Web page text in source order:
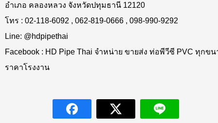
อำเภอ คลองหลวง จังหวัดปทุมธานี 12120
โทร : 02-118-6092 , 062-819-0666 , 098-990-9292
Line: @hdpipethai
Facebook : HD Pipe Thai จำหน่าย ขายส่ง ท่อพีวีซี PVC ทุกขน
ราคาโรงงาน